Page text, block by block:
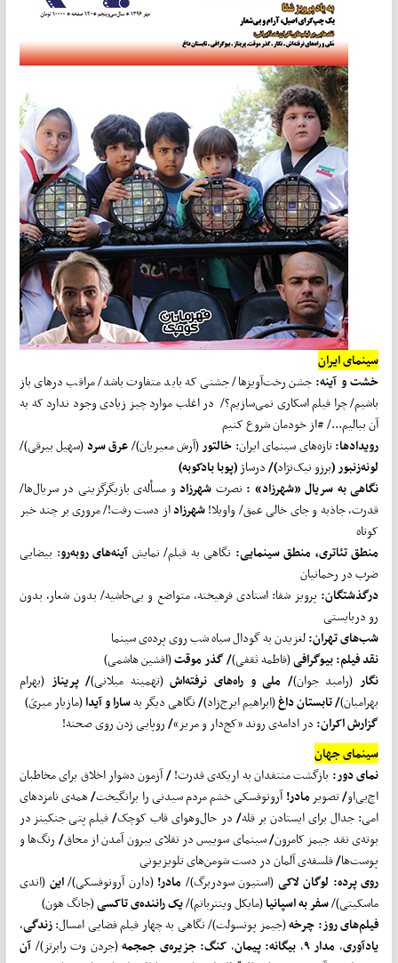
سینمای ایران
خشت و آینه: جشن رخت‌آویزها/ جشنی که باید متفاوت باشد/ مراقب درهای باز
باشیم/ چرا فیلم اسکاری نمی‌سازیم؟/ در اغلب موارد چیز زیادی وجود ندارد که به
آن ببالیم.../ #‌از خودمان شروع کنیم
رویدادها:تازه‌های سینمای ایران:خالتور(آرش معیریان)/عرق سرد(سهیل بیرقی)/‌
لونهزنبور (برزو نیک‌نژاد)/درساژ(پوبا بادکوبه)
نگاهی به سریال «شهرزاد» : نصرتشهرزادو مسأله‌ی بازیگرگزینی در سریال‌ها/
قدرت، جاذبه و جای خالی عمق/ واویلا!شهرزاداز دست رفت!/ مروری بر چند خبر
کوتاه
منطق تئاتری، منطق سینمایی: نگاهی به فیلم/ نمایش آینههای روبهرو: بیضایی
ضرب در رحمانیان
درگذشتگان: پرویز شفا: استادی فرهیخته، متواضع و بی‌حاشیه/ بدون شعار، بدون
رو دربایستی
شبهای تهران:لغزیدن به گودال سیاه شب روی پرده‌ی سینما
نقد فیلم:بیوگرافی(فاطمه ثقفی)/گذر موقت(افشین هاشمی)
نگار(رامبد جوان)/ ملی و راههای نرفتهاش (تهمینه میلانی)/ پریناز(بهرام
بهرامیان)/تابستان داغ(ابراهیم ایرج‌زاد)/نگاهی دیگر بهسارا و آیدا(مازیار میریَ)
گزارش اکران:در ادامه‌ی روند «کج‌دار و مریز»/روپایی زدن روی صحنه!
سینمای جهان
نمای دور:بازگشت منتقدان به اریکه‌ی قدرت!/آزمون دشوار اخلاق برای مخاطبان
اچ‌بی‌او/تصویر مادر!آرونوفسکی خشم مردم سیدنی را برانگیخت/همه‌ی نامزدهای
امی: جدال برای ایستادن بر قله/در حال‌وهوای قاب کوچک/فیلم پتی جنکینز در
بوته‌ی نقد جیمز کامرون/سینمای سوییس در تقلای بیرون آمدن از محاق/رنگ‌ها و
پوست‌ها/فلسفه‌ی آلمان در دست شومن‌های تلویزیونی
روی پرده: لوگان لاکی(استیون سودربرگ)/ مادر! (دارن آرونوفسکی)/این(اندی
ماسکیتی)/سفر به اسپانیا(مایکل وینترباتم)/یک راننده‌ی تاکسی(جانگ هون)
فیلمهای روز: چرخه(جیمز پونسولت)/ نگاهی به چهار فیلم فضایی امسال:زندگی،
یادآوری،مدار ۹ ،بیگانه: پیمان، کنگ: جزیره‌ی جمجمه(جردن وت رابرتز)/ آن